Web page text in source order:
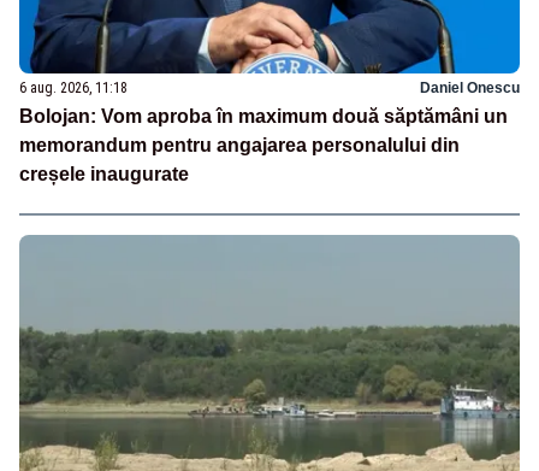
6 aug. 2026, 11:18 Daniel Onescu
Bolojan: Vom aproba în maximum două săptămâni un
memorandum pentru angajarea personalului din
creșele inaugurate